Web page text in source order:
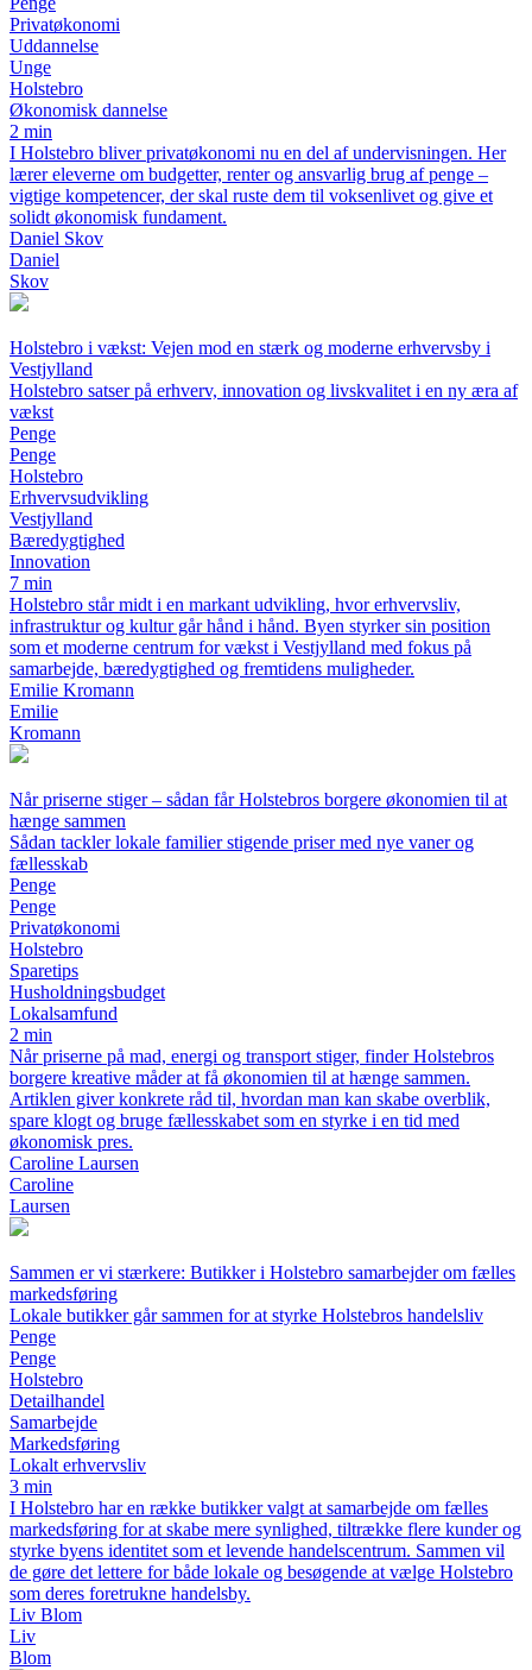
Privatøkonomi
Uddannelse
Unge
Holstebro
Økonomisk dannelse
2 min
I Holstebro bliver privatøkonomi nu en del af undervisningen. Her
lærer eleverne om budgetter, renter og ansvarlig brug af penge –
vigtige kompetencer, der skal ruste dem til voksenlivet og give et
solidt økonomisk fundament.
Daniel Skov
Daniel
Skov
Holstebro i vækst: Vejen mod en stærk og moderne erhvervsby i
Vestjylland
Holstebro satser på erhverv, innovation og livskvalitet i en ny æra af
vækst
Penge
Penge
Holstebro
Erhvervsudvikling
Vestjylland
Bæredygtighed
Innovation
7 min
Holstebro står midt i en markant udvikling, hvor erhvervsliv,
infrastruktur og kultur går hånd i hånd. Byen styrker sin position
som et moderne centrum for vækst i Vestjylland med fokus på
samarbejde, bæredygtighed og fremtidens muligheder.
Emilie Kromann
Emilie
Kromann
Når priserne stiger – sådan får Holstebros borgere økonomien til at
hænge sammen
Sådan tackler lokale familier stigende priser med nye vaner og
fællesskab
Penge
Penge
Privatøkonomi
Holstebro
Sparetips
Husholdningsbudget
Lokalsamfund
2 min
Når priserne på mad, energi og transport stiger, finder Holstebros
borgere kreative måder at få økonomien til at hænge sammen.
Artiklen giver konkrete råd til, hvordan man kan skabe overblik,
spare klogt og bruge fællesskabet som en styrke i en tid med
økonomisk pres.
Caroline Laursen
Caroline
Laursen
Sammen er vi stærkere: Butikker i Holstebro samarbejder om fælles
markedsføring
Lokale butikker går sammen for at styrke Holstebros handelsliv
Penge
Penge
Holstebro
Detailhandel
Samarbejde
Markedsføring
Lokalt erhvervsliv
3 min
I Holstebro har en række butikker valgt at samarbejde om fælles
markedsføring for at skabe mere synlighed, tiltrække flere kunder og
styrke byens identitet som et levende handelscentrum. Sammen vil
de gøre det lettere for både lokale og besøgende at vælge Holstebro
som deres foretrukne handelsby.
Liv Blom
Liv
Blom